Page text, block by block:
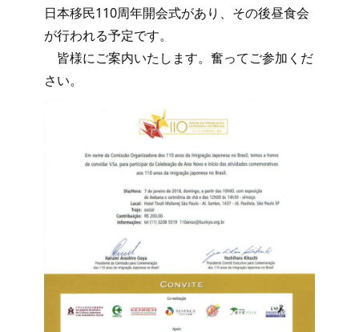
日本移民110周年開会式があり、その後昼食会
が行われる予定です。
皆様にご案内いたします。奮ってご参加くだ
さい。